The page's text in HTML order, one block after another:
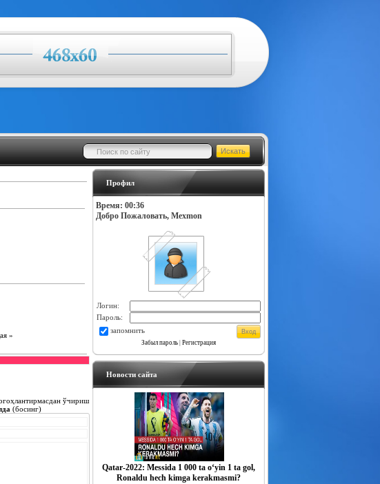
»
ўчириш
(босинг)
Профил
Время: 00:36
Добро Пожаловать, Mexmon
Логин:
Пароль:
запомнить
Забыл пароль| Регистрация
Новости сайта
Qatar-2022: Messida 1 000 ta o‘yin 1 ta gol,
Ronaldu hech kimga kerakmasmi?